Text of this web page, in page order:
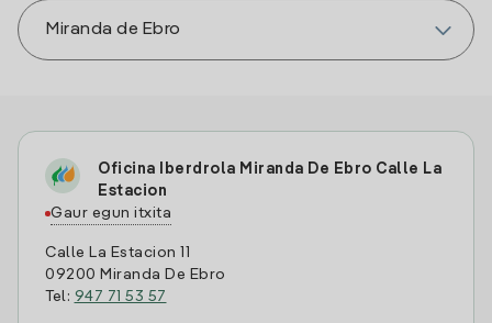
Oficina Iberdrola Miranda De Ebro Calle La
Estacion
Gaur egun itxita
Calle La Estacion 11
09200 Miranda De Ebro
Tel: 947 71 53 57